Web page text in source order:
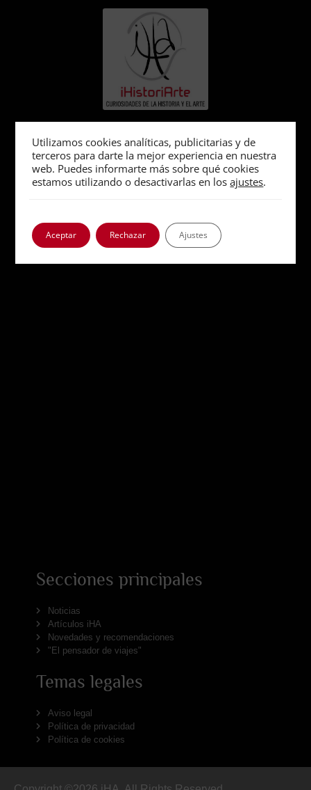
Una apuesta digital por la
historia
Secciones principales
Noticias
Artículos iHA
Novedades y recomendaciones
"El pensador de viajes"
Temas legales
Aviso legal
Política de privacidad
Política de cookies
Utilizamos cookies analíticas, publicitarias y de
terceros para darte la mejor experiencia en nuestra
web. Puedes informarte más sobre qué cookies
estamos utilizando o desactivarlas en losajustes.
Aceptar Rechazar Ajustes